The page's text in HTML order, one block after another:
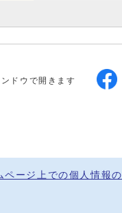
ドウで開きます
ページ上での個人情報